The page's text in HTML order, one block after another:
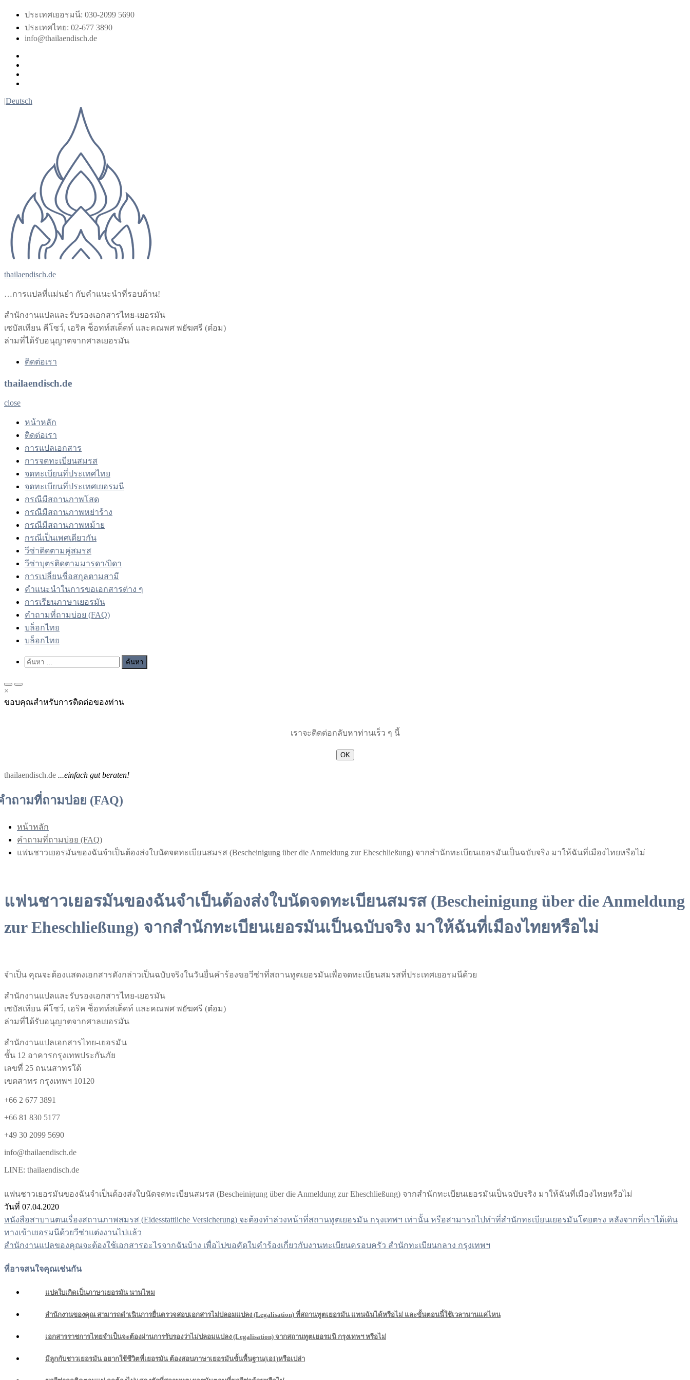
Skip
content
ประเทศเยอรมนี: 030-2099 5690
ประเทศไทย: 02-677 3890
info@thailaendisch.de
|Deutsch
thailaendisch.de
…การแปลที่แม่นยำ กับคำแนะนำที่รอบด้าน!
สำนักงานแปลและรับรองเอกสารไทย-เยอรมัน
เซบัสเทียน คีโซว์, เอริค ช็อทท์สเต็ดท์ และคณพศ พยัฆศรี (ต๋อม)
ล่ามที่ได้รับอนุญาตจากศาลเยอรมัน
ติดต่อเรา
thailaendisch.de
close
หน้าหลัก
ติดต่อเรา
การแปลเอกสาร
การจดทะเบียนสมรส
จดทะเบียนที่ประเทศไทย
จดทะเบียนที่ประเทศเยอรมนี
กรณีมีสถานภาพโสด
กรณีมีสถานภาพหย่าร้าง
กรณีมีสถานภาพหม้าย
กรณีเป็นเพศเดียวกัน
วีซ่าติดตามคู่สมรส
วีซ่าบุตรติดตามมารดา/บิดา
การเปลี่ยนชื่อสกุลตามสามี
คำแนะนำในการขอเอกสารต่าง ๆ
การเรียนภาษาเยอรมัน
คำถามที่ถามบ่อย (FAQ)
บล็อกไทย
บล็อกไทย
Show
Search
ค้นหา
Primary
for
Primary
for
×
ขอบคุณสำหรับการติดต่อของท่าน
เราจะติดต่อกลับหาท่านเร็ว ๆ นี้
OK
thailaendisch.de ...einfach gut beraten!
ำถามที่ถามบ่อย (FAQ)
หน้าหลัก
คำถามที่ถามบ่อย (FAQ)
แฟนชาวเยอรมันของฉันจำเป็นต้องส่งใบนัดจดทะเบียนสมรส (Bescheinigung über die Anmeldung zur Eheschließung) จากสำนักทะเบียนเยอรมันเป็นฉบับจริง มาให้ฉันที่เมืองไทยหรือไม่
แฟนชาวเยอรมันของฉันจำเป็นต้องส่งใบนัดจดทะเบียนสมรส (Bescheinigung über die Anmeldung
zur Eheschließung) จากสำนักทะเบียนเยอรมันเป็นฉบับจริง มาให้ฉันที่เมืองไทยหรือไม่
จำเป็น คุณจะต้องแสดงเอกสารดังกล่าวเป็นฉบับจริงในวันยื่นคำร้องขอวีซ่าที่สถานทูตเยอรมันเพื่อจดทะเบียนสมรสที่ประเทศเยอรมนีด้วย
สำนักงานแปลและรับรองเอกสารไทย-เยอรมัน
เซบัสเทียน คีโซว์, เอริค ช็อทท์สเต็ดท์ และคณพศ พยัฆศรี (ต๋อม)
ล่ามที่ได้รับอนุญาตจากศาลเยอรมัน
สำนักงานแปลเอกสารไทย-เยอรมัน
ชั้น 12 อาคารกรุงเทพประกันภัย
เลขที่ 25 ถนนสาทรใต้
เขตสาทร กรุงเทพฯ 10120
+66 2 677 3891
+66 81 830 5177
+49 30 2099 5690
info@thailaendisch.de
LINE: thailaendisch.de
แฟนชาวเยอรมันของฉันจำเป็นต้องส่งใบนัดจดทะเบียนสมรส (Bescheinigung über die Anmeldung zur Eheschließung) จากสำนักทะเบียนเยอรมันเป็นฉบับจริง มาให้ฉันที่เมืองไทยหรือไม่
วันที่ 07.04.2020
แนะแนว
เรื่อง
หนังสือสาบานตนเรื่องสถานภาพสมรส (Eidesstattliche Versicherung) จะต้องทำล่วงหน้าที่สถานทูตเยอรมัน กรุงเทพฯ เท่านั้น หรือสามารถไปทำที่สำนักทะเบียนเยอรมันโดยตรง หลังจากที่เราได้เดิน
ทางเข้าเยอรมนีด้วยวีซ่าแต่งงานไปแล้ว
สำนักงานแปลของคุณจะต้องใช้เอกสารอะไรจากฉันบ้าง เพื่อไปขอคัดใบคำร้องเกี่ยวกับงานทะเบียนครอบครัว สำนักทะเบียนกลาง กรุงเทพฯ
ที่อาจสนใจคุณเช่นกัน
แปลใบเกิดเป็นภาษาเยอรมัน นานไหม
สำนักงานของคุณ สามารถดำเนินการยื่นตรวจสอบเอกสารไม่ปลอมแปลง (Legalisation) ที่สถานทูตเยอรมัน แทนฉันได้หรือไม่ และขั้นตอนนี้ใช้เวลานานแค่ไหน
เอกสารราชการไทยจำเป็นจะต้องผ่านการรับรองว่าไม่ปลอมแปลง (Legalisation) จากสถานทูตเยอรมนี กรุงเทพฯ หรือไม่
มีลูกกับชาวเยอรมัน อยากใช้ชีวิตที่เยอรมัน ต้องสอบภาษาเยอรมันขั้นพื้นฐาน(เอ1)หรือเปล่า